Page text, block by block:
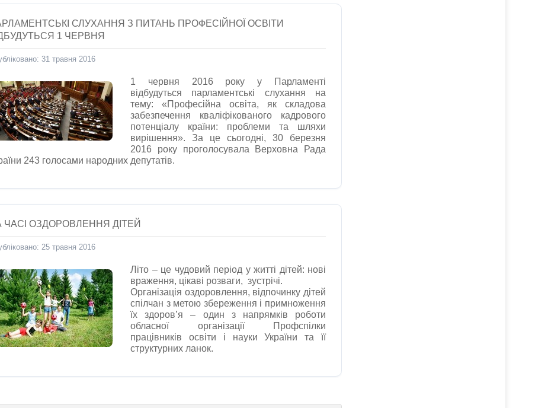
СЛУХАННЯ З ПИТАНЬ ПРОФЕСІЙНОЇ ОСВІТИ
1 ЧЕРВНЯ
31 травня 2016
1 червня 2016 року у Парламенті
відбудуться парламентські слухання на
тему: «Професійна освіта, як складова
забезпечення кваліфікованого кадрового
потенціалу країни: проблеми та шляхи
вирішення». За це сьогодні, 30 березня
2016 року проголосувала Верховна Рада
243 голосами народних депутатів.
ЧАСІ ОЗДОРОВЛЕННЯ ДІТЕЙ
25 травня 2016
Літо – це чудовий період у житті дітей: нові
враження, цікаві розваги, зустрічі.
Організація оздоровлення, відпочинку дітей
спілчан з метою збереження і примноження
їх здоров’я – один з напрямків роботи
обласної організації Профспілки
працівників освіти і науки України та її
структурних ланок.